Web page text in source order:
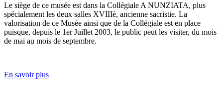
Le siège de ce musée est dans la Collégiale A NUNZIATA, plus
spécialement les deux salles XVIIIè, ancienne sacristie. La
valorisation de ce Musée ainsi que de la Collégiale est en place
puisque, depuis le 1er Juillet 2003, le public peut les visiter, du mois
de mai au mois de septembre.
En savoir plus